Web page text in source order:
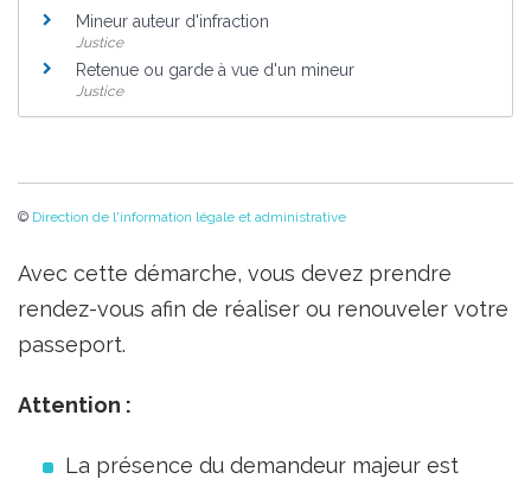
Mineur auteur d'infraction
Justice
Retenue ou garde à vue d'un mineur
Justice
© Direction de l'information légale et administrative
Avec cette démarche, vous devez prendre
rendez-vous afin de réaliser ou renouveler votre
passeport.
Attention :
La présence du demandeur majeur est